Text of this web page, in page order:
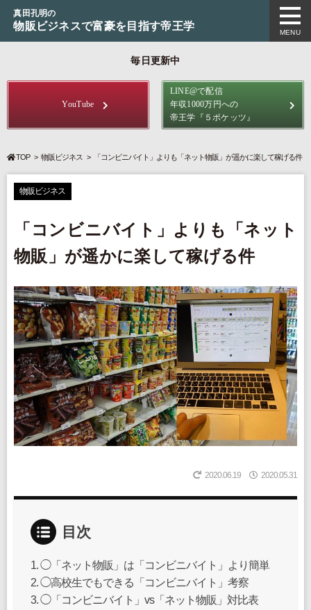
真田孔明の
物販ビジネスで富豪を目指す帝王学
MENU
毎日更新中
YouTube
LINE@で配信
年収1000万円への
帝王学 『５ポケッツ』
TOP 物販ビジネス 「コンビニバイト」よりも「ネット物販」が遥かに楽して稼げる件
物販ビジネス
「コンビニバイト」よりも「ネット
物販」が遥かに楽して稼げる件
2020.05.31
2020.06.19
目次
◯「ネット物販」は「コンビニバイト」より簡単
◯高校生でもできる「コンビニバイト」考察
◯「コンビニバイト」vs「ネット物販」対比表